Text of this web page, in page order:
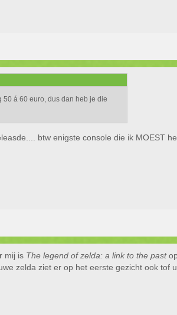
50 á 60 euro, dus dan heb je die
btw enigste console die ik MOEST
mij is The legend of zelda: a link to the past
zelda ziet er op het eerste gezicht ook tof